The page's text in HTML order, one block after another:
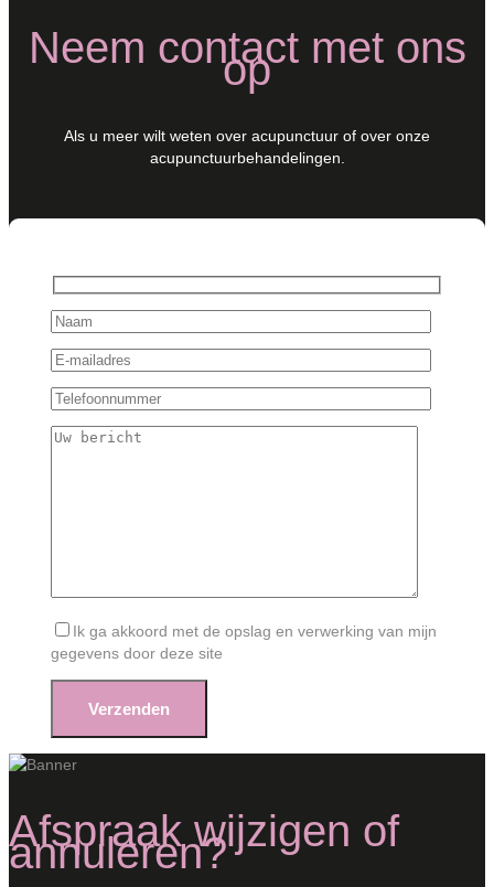
Neem contact met ons
op
Als u meer wilt weten over acupunctuur of over onze
acupunctuurbehandelingen.
Ik ga akkoord met de opslag en verwerking van mijn
gegevens door deze site
Afspraak wijzigen of
annuleren?